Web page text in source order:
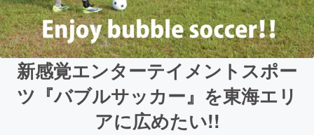
新感覚エンターテイメントスポー
ツ『バブルサッカー』を東海エリ
アに広めたい!!